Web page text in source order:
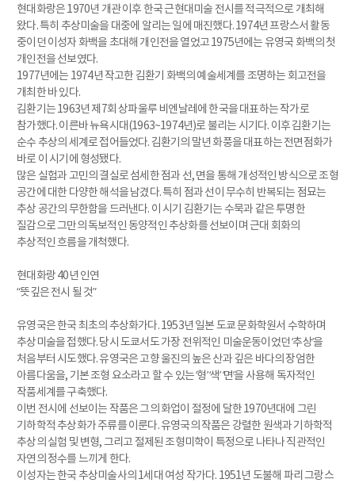
현대화랑은 1970년 개관 이후 한국 근현대미술 전시를 적극적으로 개최해
왔다. 특히 추상미술을 대중에 알리는 일에 매진했다. 1974년 프랑스서 활동
중이던 이성자 화백을 초대해 개인전을 열었고 1975년에는 유영국 화백의 첫
개인전을 선보였다.
1977년에는 1974년 작고한 김환기 화백의 예술세계를 조명하는 회고전을
개최한 바 있다.
김환기는 1963년 제7회 상파울루 비엔날레에 한국을 대표하는 작가로
참가했다. 이른바 뉴욕시대(1963~1974년)로 불리는 시기다. 이후 김환기는
순수 추상의 세계로 접어들었다. 김환기의 말년 화풍을 대표하는 전면점화가
바로 이 시기에 형성됐다.
많은 실험과 고민의 결실로 섬세한 점과 선, 면을 통해 개성적인 방식으로 조형
공간에 대한 다양한 해석을 남겼다. 특히 점과 선이 무수히 반복되는 점묘는
추상 공간의 무한함을 드러낸다. 이 시기 김환기는 수묵과 같은 투명한
질감으로 그만의 독보적인 동양적인 추상화를 선보이며 근대 회화의
추상적인 흐름을 개척했다.
현대화랑 40년 인연
“뜻깊은 전시 될 것”
유영국은 한국 최초의 추상화가다. 1953년 일본 도쿄 문화학원서 수학하며
추상미술을 접했다. 당시 도쿄서도 가장 전위적인 미술운동이었던 ‘추상’을
처음부터 시도했다. 유영국은 고향 울진의 높은 산과 깊은 바다의 장엄한
아름다움을, 기본 조형 요소라고 할 수 있는 ‘형’ ‘색’ ‘면’을 사용해 독자적인
작품세계를 구축했다.
이번 전시에 선보이는 작품은 그의 화업이 절정에 달한 1970년대에 그린
기하학적 추상화가 주류를 이룬다. 유영국의 작품은 강렬한 원색과 기하학적
추상의 실험 및 변형, 그리고 절제된 조형미학이 특정으로 나타나 직관적인
자연의 정수를 느끼게 한다.
이성자는 한국 추상미술사의 1세대 여성 작가다. 1951년 도불해 파리 그랑스